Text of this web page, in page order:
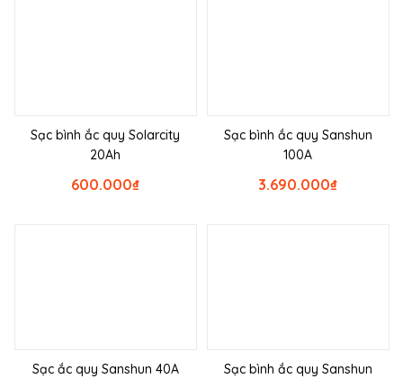
Sạc bình ắc quy Solarcity
20Ah
₫
600.000
Sạc bình ắc quy Sanshun
100A
₫
3.690.000
Sạc ắc quy Sanshun 40A
Sạc bình ắc quy Sanshun